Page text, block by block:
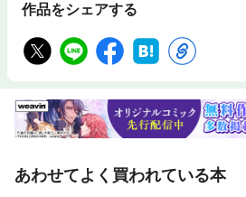
作品をシェアする
あわせてよく買われている本